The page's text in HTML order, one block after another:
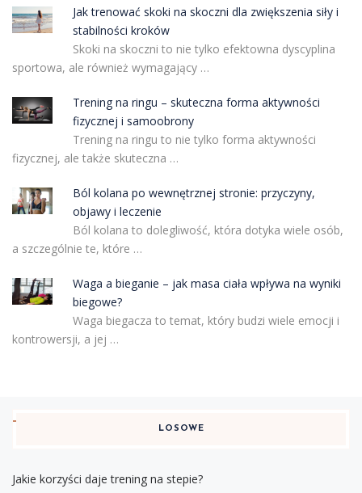
Jak trenować skoki na skoczni dla zwiększenia siły i
stabilności kroków
Skoki na skoczni to nie tylko efektowna dyscyplina
sportowa, ale również wymagający …
Trening na ringu – skuteczna forma aktywności
fizycznej i samoobrony
Trening na ringu to nie tylko forma aktywności
fizycznej, ale także skuteczna …
Ból kolana po wewnętrznej stronie: przyczyny,
objawy i leczenie
Ból kolana to dolegliwość, która dotyka wiele osób,
a szczególnie te, które …
Waga a bieganie – jak masa ciała wpływa na wyniki
biegowe?
Waga biegacza to temat, który budzi wiele emocji i
kontrowersji, a jej …
LOSOWE
Jakie korzyści daje trening na stepie?